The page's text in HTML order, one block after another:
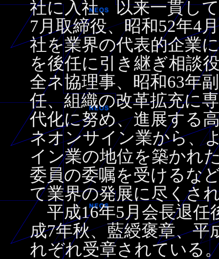
社に入社、以来一貫し
7月取締役、昭和52年4
社を業界の代表的企業
を後任に引き継ぎ相談
全ネ協理事、昭和63年
任、組織の改革拡充に
代化に努め、進展する
ネオンサイン業から、
イン業の地位を築かれ
委員の委嘱を受けるな
て業界の発展に尽くさ
平成16年5月会長退任
成7年秋、藍綬褒章、平
れぞれ受章されている